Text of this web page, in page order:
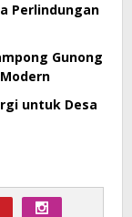
Perlindungan
Gunong
untuk Desa